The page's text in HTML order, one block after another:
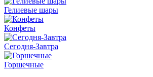
Гелиевые шары
Конфеты
Сегодня-Завтра
Горшечные